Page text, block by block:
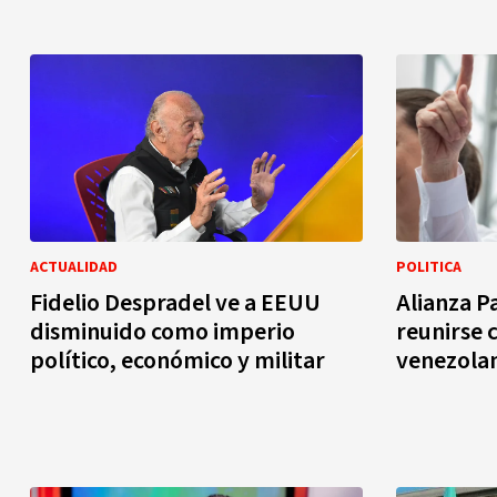
ACTUALIDAD
Fidelio Despradel ve a EEUU
disminuido como imperio
político, económico y militar
POLITICA
Alianza
reunirse